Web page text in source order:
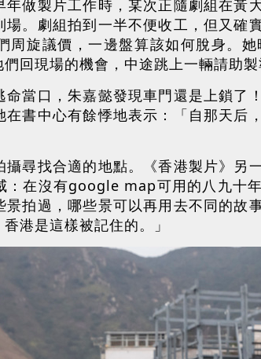
做製片工作時，某次正隨劇組在
。劇組拍到一半不便收工，但又確
周旋議價，一邊盤算該如何脫身。
回現場的機會，中途跳上一輛請助
當口，朱嘉懿發現車門還是上鎖
書中心有餘悸地表示：「自那天后
尋找合適的地點。《香港製片》
：在沒有google map可用的八九十
拍過，哪些景可以再用去不同的故
港是這樣被記住的。」